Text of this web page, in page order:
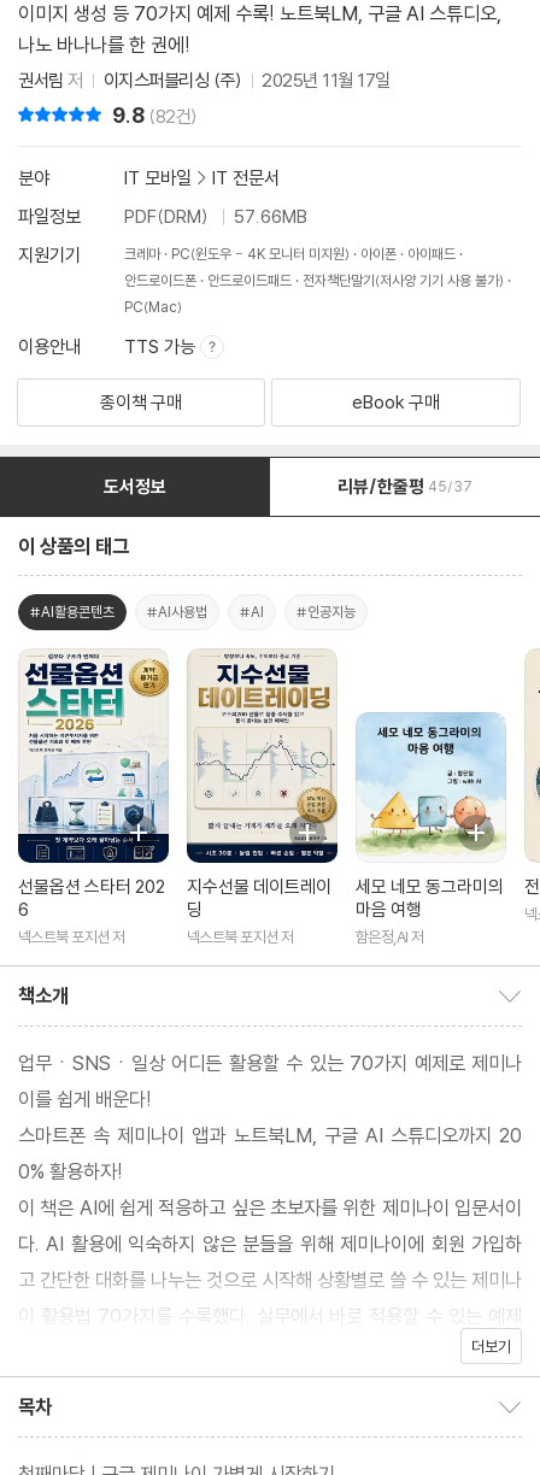
이미지 생성 등 70가지 예제 수록! 노트북LM, 구글 AI 스튜디오,
나노 바나나를 한 권에!
권서림 저 이지스퍼블리싱 (주) 2025년 11월 17일
9.8 (82건)
분야 IT 모바일 > IT 전문서
파일정보
PDF(DRM)
57.66MB
지원기기
크레마 PC(윈도우 - 4K 모니터 미지원) 아이폰
아이패드
안드로이드폰
안드로이드패드
전자책단말기(저사양 기기 사용 불가)
PC(Mac)
이용안내 TTS 가능
종이책 구매 eBook 구매
도서정보 리뷰/한줄평 45/37
이 상품의 태그
#AI활용콘텐츠 #AI사용법 #AI #인공지능
선물옵션 스타터 202
6
넥스트북 포지션 저
지수선물 데이트레이
딩
넥스트북 포지션 저
세모 네모 동그라미의
마음 여행
함은정,AI 저
책소개
업무ㆍSNSㆍ일상 어디든 활용할 수 있는 70가지 예제로 제미나
이를 쉽게 배운다!
스마트폰 속 제미나이 앱과 노트북LM, 구글 AI 스튜디오까지 20
0% 활용하자!
이 책은 AI에 쉽게 적응하고 싶은 초보자를 위한 제미나이 입문서이
다. AI 활용에 익숙하지 않은 분들을 위해 제미나이에 회원 가입하
고 간단한 대화를 나누는 것으로 시작해 상황별로 쓸 수 있는 제미나
이 활용법 70가지를 수록했다. 실무에서 바로 적용할 수 있는 예제
부터 일상생활에 접목해서 사용할 수 있는 예제까지 한 권으로 만나
이용할 수 있도록 스마트폰 제미나이 앱 사용법도 담았다. 제미나이
모델을 이용한 구글의 AI 서비스, 노트북LM과 구글 AI 스튜디오도
더보기
목차